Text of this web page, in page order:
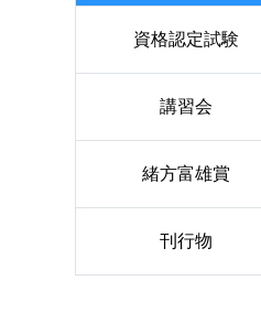
資格認定試験
講習会
緒方富雄賞
刊行物